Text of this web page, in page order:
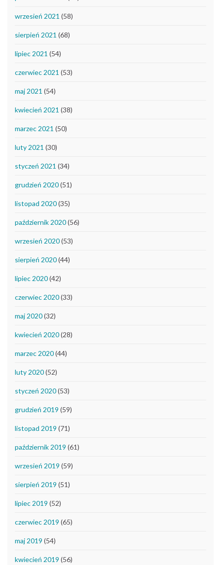
wrzesień 2021 (58)
sierpień 2021 (68)
lipiec 2021 (54)
czerwiec 2021 (53)
maj 2021 (54)
kwiecień 2021 (38)
marzec 2021 (50)
luty 2021 (30)
styczeń 2021 (34)
grudzień 2020(51)
listopad 2020(35)
październik 2020(56)
wrzesień 2020(53)
sierpień 2020(44)
lipiec 2020(42)
czerwiec 2020(33)
maj 2020(32)
kwiecień 2020(28)
marzec 2020(44)
luty 2020(52)
styczeń 2020(53)
grudzień 2019 (59)
listopad 2019 (71)
październik 2019 (61)
wrzesień 2019 (59)
sierpień 2019 (51)
lipiec 2019 (52)
czerwiec 2019 (65)
maj 2019 (54)
kwiecień 2019 (56)